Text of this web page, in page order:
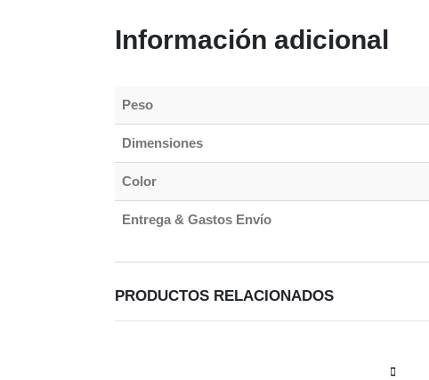
Información adicional
Peso
Dimensiones
Color
Entrega & Gastos Envío
PRODUCTOS RELACIONADOS